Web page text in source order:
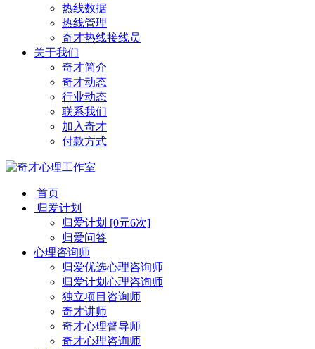
热线数据
热线管理
奇才热线接线员
关于我们
奇才简介
奇才动态
行业动态
联系我们
加入奇才
付款方式
首页
归爱计划
归爱计划 [0元6次]
归爱问答
心理咨询师
归爱优选心理咨询师
归爱计划心理咨询师
独立项目咨询师
奇才讲师
奇才心理督导师
奇才心理咨询师